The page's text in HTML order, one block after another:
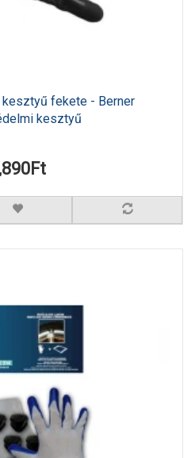
kesztyű fekete - Berner
kesztyű